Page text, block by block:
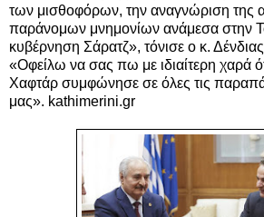
των μισθοφόρων, την αναγνώριση της
παράνομων μνημονίων ανάμεσα στην
κυβέρνηση Σάρατζ», τόνισε ο κ.
«Οφείλω να σας πω με ιδιαίτερη χαρά
Χαφτάρ συμφώνησε σε όλες τις
μας». kathimerini.gr